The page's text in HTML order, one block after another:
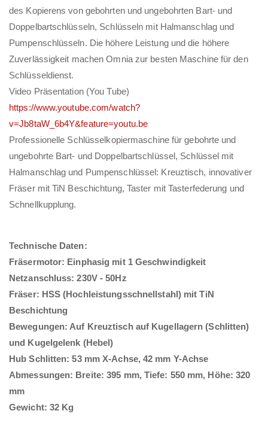
des Kopierens von gebohrten und ungebohrten Bart- und
Doppelbartschlüsseln, Schlüsseln mit Halmanschlag und
Pumpenschlüsseln. Die höhere Leistung und die höhere
Zuverlässigkeit machen Omnia zur besten Maschine für den
Schlüsseldienst.
Video Präsentation (You Tube)
https://www.youtube.com/watch?
v=Jb8taW_6b4Y&feature=youtu.be
Professionelle Schlüsselkopiermaschine für gebohrte und
ungebohrte Bart- und Doppelbartschlüssel, Schlüssel mit
Halmanschlag und Pumpenschlüssel: Kreuztisch, innovativer
Fräser mit TiN Beschichtung, Taster mit Tasterfederung und
Schnellkupplung.
Technische Daten:
Fräsermotor: Einphasig mit 1 Geschwindigkeit
Netzanschluss: 230V - 50Hz
Fräser: HSS (Hochleistungsschnellstahl) mit TiN
Beschichtung
Bewegungen: Auf Kreuztisch auf Kugellagern (Schlitten)
und Kugelgelenk (Hebel)
Hub Schlitten: 53 mm X-Achse, 42 mm Y-Achse
Abmessungen: Breite: 395 mm, Tiefe: 550 mm, Höhe: 320
mm
Gewicht: 32 Kg